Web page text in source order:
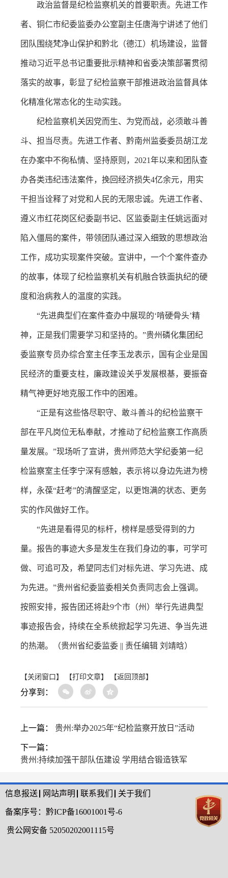
政治监督是纪检监察机关的首要职责。先进工作
者、铜仁市纪委监委办公室副主任唐海宁讲述了他们
团队围绕梵净山保护和黔北（德江）机场建设，监督
推动习近平总书记重要批示精神和省委决策部署贯彻
落实的故事，彰显了纪检监察干部推进政治监督具体
化精准化常态化的生动实践。
纪检监察机关因党而生、为党而战，必须敢斗善
斗、担当尽责。先进工作者、黔南州监委委员胡江龙
在办案中不徇私情、坚持原则，2021年以来和团队查
办各类违纪违法案件，挽回经济损失4亿余元，用实
干担当诠释了对党和人民的无限忠诚。先进工作者、
遵义市红花岗区纪委副书记、区监委副主任姚远面对
陷入僵局的案件，带领团队通过深入细致的思想政治
工作，成功实现案件突破。宣讲中，一个个案件查办
的故事，体现了纪检监察机关有机融合铁面执纪的硬
度和治病救人的温度的实践。
“先进典型们在案件查办中展现的‘啃硬骨头’精
神，正是我们需要学习和坚持的。”贵州磷化集团纪
委监察专员办综合室主任李玉龙表示，国有企业是国
民经济的重要支柱，廉政建设关乎发展根基，要振奋
精气神更好地克服工作中的困难。
“正是有这些恪尽职守、敢斗善斗的纪检监察干
部在平凡岗位无私奉献，才推动了纪检监察工作高质
量发展。”现场听了宣讲，贵州师范大学纪委第一纪
检监察室主任李宁深有感触，表示将以身边先进为榜
样，永葆“赶考”的清醒坚定，以更饱满的状态、更务
实的作风做好工作。
“先进是看得见的标杆，榜样是感受得到的力
量。报告的事迹大多是发生在我们身边的事，可学可
做、可追可及，希望同志们对标先进、学习先进、成
为先进。”贵州省纪委监委相关负责同志会上强调。
按照安排，报告团还将赴9个市（州）举行先进典型
事迹报告会，持续在全系统掀起学习先进、争当先进
的热潮。（贵州省纪委监委 || 责任编辑 刘靖晗）
【关闭窗口】 【打印文章】 【返回顶部】
分享到：
上一篇： 贵州:举办2025年“纪检监察开放日”活动
下一篇：
贵州:持续加强干部队伍建设 学用结合锻造铁军
信息报送 网站声明 联系我们 关于我们
备案序号： 黔ICP备16001001号-6
贵公网安备 52050202001115号